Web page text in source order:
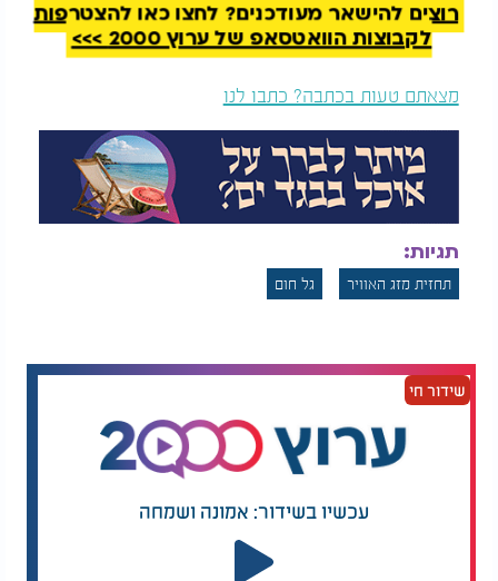
רוצים להישאר מעודכנים? לחצו כאן להצטרפות
לקבוצות הוואטסאפ של ערוץ 2000 >>>
מצאתם טעות בכתבה? כתבו לנו
תגיות:
תחזית מזג האוויר גל חום
שידור חי
עכשיו בשידור: אמונה ושמחה